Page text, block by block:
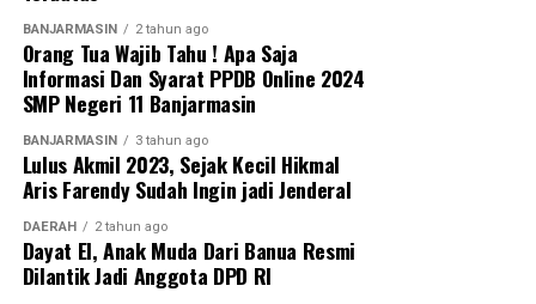
BANJARMASIN 2 tahun ago
Orang Tua Wajib Tahu ! Apa Saja
Informasi Dan Syarat PPDB Online 2024
SMP Negeri 11 Banjarmasin
BANJARMASIN 3 tahun ago
Lulus Akmil 2023, Sejak Kecil Hikmal
Aris Farendy Sudah Ingin jadi Jenderal
DAERAH 2 tahun ago
Dayat El, Anak Muda Dari Banua Resmi
Dilantik Jadi Anggota DPD RI